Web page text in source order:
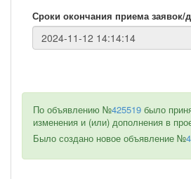
Сроки окончания приема заявок/
По объявлению №425519 было
изменения и (или) дополнения в
Было создано новое объявление №